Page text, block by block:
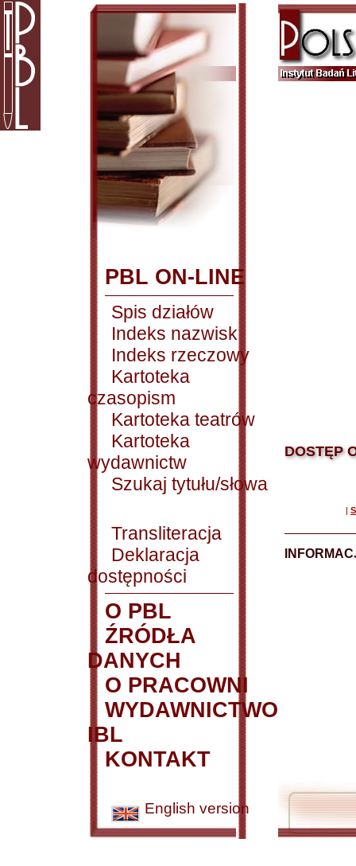
PBL ON-LINE
Spis działów
Indeks nazwisk
Indeks rzeczowy
Kartoteka
czasopism
Kartoteka teatrów
Kartoteka
wydawnictw
Szukaj tytułu/słowa
Transliteracja
Deklaracja
dostępności
O PBL
ŹRÓDŁA
DANYCH
O PRACOWNI
WYDAWNICTWO
IBL
KONTAKT
English version
DOSTĘP
|